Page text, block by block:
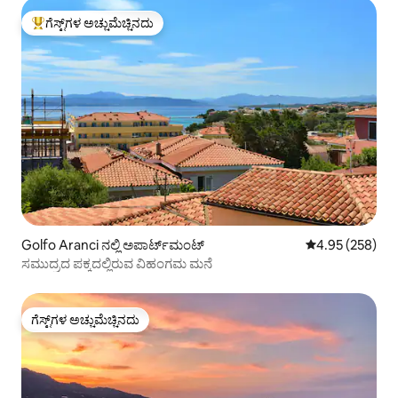
ಗೆಸ್ಟ್‌ಗಳಿಗೆ ಅತಿ ಹೆಚ್ಚು ಅಚ್ಚುಮೆಚ್ಚಿನದು
ಗೆಸ್ಟ್‌ಗಳ ಅಚ್ಚುಮೆಚ್ಚಿನದು
Golfo Aranci ನಲ್ಲಿ ಅಪಾರ್ಟ್‌ಮಂಟ್ 5 ರಲ್ಲಿ 4.95
4.95 (258)
ಸಮುದ್ರದ ಪಕ್ಕದಲ್ಲಿರುವ ವಿಹಂಗಮ ಮನೆ
ಗೆಸ್ಟ್‌ಗಳ ಅಚ್ಚುಮೆಚ್ಚಿನದು
ಗೆಸ್ಟ್‌ಗಳ ಅಚ್ಚುಮೆಚ್ಚಿನದು